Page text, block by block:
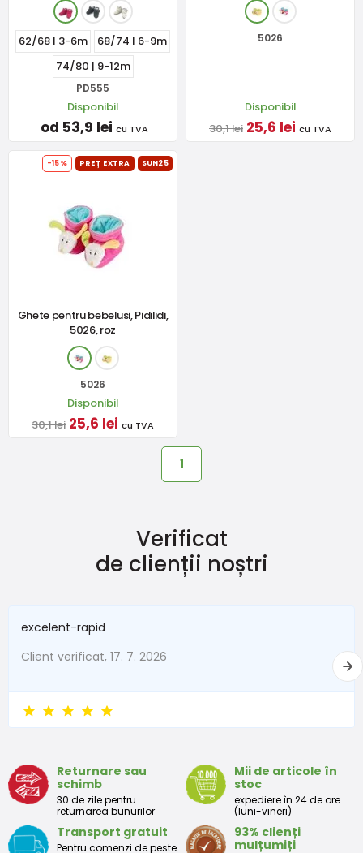
62/68 | 3-6m
68/74 | 6-9m
74/80 | 9-12m
PD555
Disponibil
od 53,9 lei cu TVA
5026
Disponibil
30,1 lei 25,6 lei cu TVA
-15% PREȚ EXTRA SUN25
Ghete pentru bebelusi, Pidilidi,
5026, roz
5026
Disponibil
30,1 lei 25,6 lei cu TVA
1
Verificat
de clienții noștri
excelent-rapid
Client verificat, 17. 7. 2026
Returnare sau
schimb
30 de zile pentru
returnarea bunurilor
Mii de articole în
stoc
expediere în 24 de ore
(luni-vineri)
Transport gratuit
Pentru comenzi de peste
93% clienți
mulțumiți